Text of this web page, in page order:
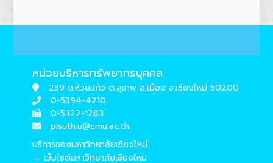
หน่วยบริหารทรัพยากรบุคคล
239 ถ.ห้วยแก้ว ต.สุเทพ อ.เมือง จ.เชียงใหม่ 50200
0-5394-4210
0-5322-1283
pisuth.u@cmu.ac.th
บริการของมหาวิทยาลัยเชียงใหม่
→ เว็บไซต์มหาวิทยาลัยเชียงใหม่